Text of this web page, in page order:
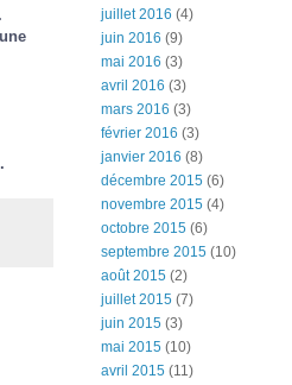
juillet 2016 (4)
juin 2016 (9)
mai 2016 (3)
avril 2016 (3)
mars 2016 (3)
février 2016 (3)
janvier 2016 (8)
décembre 2015 (6)
novembre 2015 (4)
octobre 2015 (6)
septembre 2015 (10)
août 2015 (2)
juillet 2015 (7)
juin 2015 (3)
mai 2015 (10)
avril 2015 (11)